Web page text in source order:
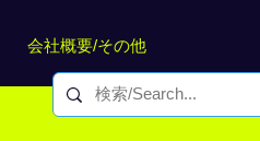
会社概要/その他